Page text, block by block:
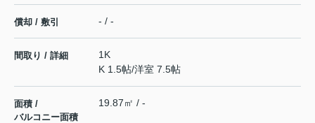
償却 / 敷引 - / -
間取り / 詳細
1K
K 1.5帖/洋室 7.5帖
面積 /
バルコニー面積
19.87㎡ / -